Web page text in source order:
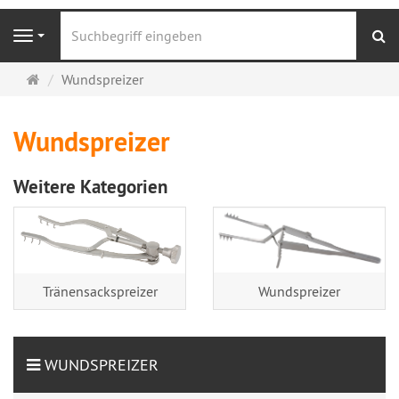
Navigation
Startseite
Wundspreizer
Wundspreizer
Weitere Kategorien
Tränensackspreizer Wundspreizer
WUNDSPREIZER